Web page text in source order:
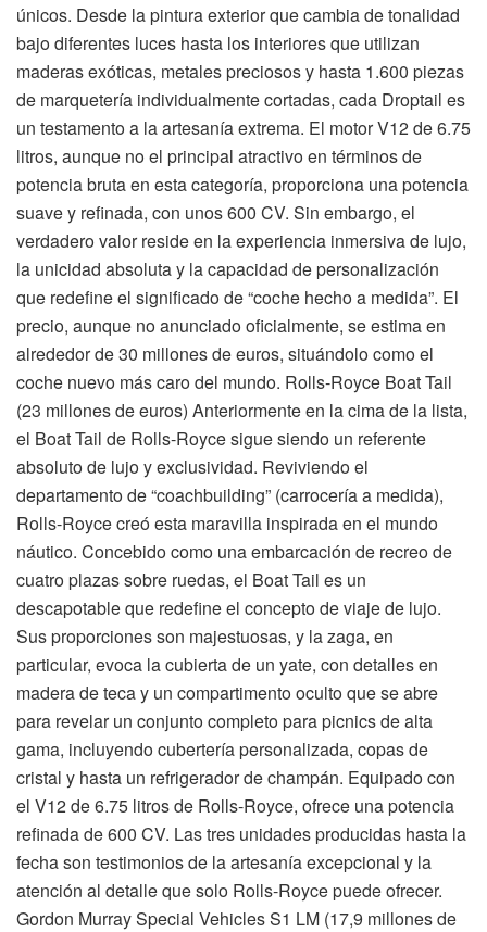
únicos. Desde la pintura exterior que cambia de tonalidad
bajo diferentes luces hasta los interiores que utilizan
maderas exóticas, metales preciosos y hasta 1.600 piezas
de marquetería individualmente cortadas, cada Droptail es
un testamento a la artesanía extrema. El motor V12 de 6.75
litros, aunque no el principal atractivo en términos de
potencia bruta en esta categoría, proporciona una potencia
suave y refinada, con unos 600 CV. Sin embargo, el
verdadero valor reside en la experiencia inmersiva de lujo,
la unicidad absoluta y la capacidad de personalización
que redefine el significado de “coche hecho a medida”. El
precio, aunque no anunciado oficialmente, se estima en
alrededor de 30 millones de euros, situándolo como el
coche nuevo más caro del mundo. Rolls-Royce Boat Tail
(23 millones de euros) Anteriormente en la cima de la lista,
el Boat Tail de Rolls-Royce sigue siendo un referente
absoluto de lujo y exclusividad. Reviviendo el
departamento de “coachbuilding” (carrocería a medida),
Rolls-Royce creó esta maravilla inspirada en el mundo
náutico. Concebido como una embarcación de recreo de
cuatro plazas sobre ruedas, el Boat Tail es un
descapotable que redefine el concepto de viaje de lujo.
Sus proporciones son majestuosas, y la zaga, en
particular, evoca la cubierta de un yate, con detalles en
madera de teca y un compartimento oculto que se abre
para revelar un conjunto completo para picnics de alta
gama, incluyendo cubertería personalizada, copas de
cristal y hasta un refrigerador de champán. Equipado con
el V12 de 6.75 litros de Rolls-Royce, ofrece una potencia
refinada de 600 CV. Las tres unidades producidas hasta la
fecha son testimonios de la artesanía excepcional y la
atención al detalle que solo Rolls-Royce puede ofrecer.
Gordon Murray Special Vehicles S1 LM (17,9 millones de